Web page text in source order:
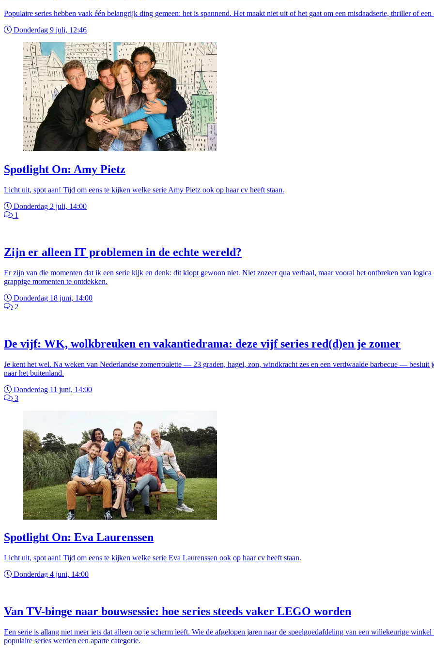
Populaire series hebben vaak één belangrijk ding gemeen: het is spannend. Het maakt niet uit of het gaat om een misdaadserie, thriller of
Donderdag 9 juli, 12:46
Spotlight On: Amy Pietz
Licht uit, spot aan! Tijd om eens te kijken welke serie Amy Pietz ook op haar cv heeft staan.
Donderdag 2 juli, 14:00
1
Zijn er alleen IT problemen in de echte wereld?
Er zijn van die momenten dat ik een serie kijk en denk: dit klopt gewoon niet. Niet zozeer qua verhaal, maar vooral het ontbreken van
grappige momenten te ontdekken.
Donderdag 18 juni, 14:00
2
De vijf: WK, wolkbreuken en vakantiedrama: deze vijf series red(d)en je zomer
Je kent het wel. Na weken van Nederlandse zomerroulette — 23 graden, hagel, zon, windkracht zes en een verdwaalde barbecue — besluit
naar het buitenland.
Donderdag 11 juni, 14:00
3
Spotlight On: Eva Laurenssen
Licht uit, spot aan! Tijd om eens te kijken welke serie Eva Laurenssen ook op haar cv heeft staan.
Donderdag 4 juni, 14:00
Van TV-binge naar bouwsessie: hoe series steeds vaker LEGO worden
Een serie is allang niet meer iets dat alleen op je scherm leeft. Wie de afgelopen jaren naar de speelgoedafdeling van een willekeurige
populaire series werden een aparte categorie.